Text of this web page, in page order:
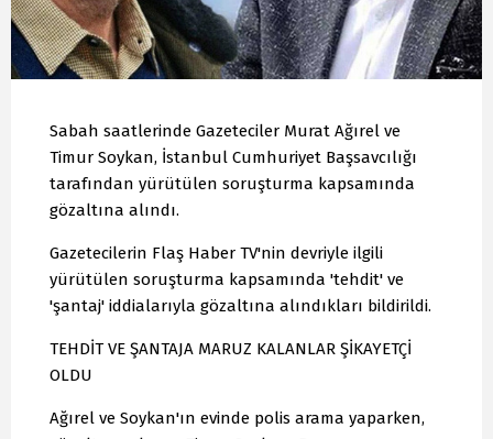
Sabah saatlerinde Gazeteciler Murat Ağırel ve
Timur Soykan, İstanbul Cumhuriyet Başsavcılığı
tarafından yürütülen soruşturma kapsamında
gözaltına alındı.
Gazetecilerin Flaş Haber TV'nin devriyle ilgili
yürütülen soruşturma kapsamında 'tehdit' ve
'şantaj' iddialarıyla gözaltına alındıkları bildirildi.
TEHDİT VE ŞANTAJA MARUZ KALANLAR ŞİKAYETÇİ
OLDU
Ağırel ve Soykan'ın evinde polis arama yaparken,